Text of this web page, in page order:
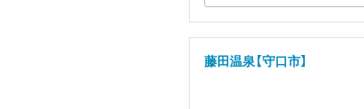
藤田温泉【守口市】